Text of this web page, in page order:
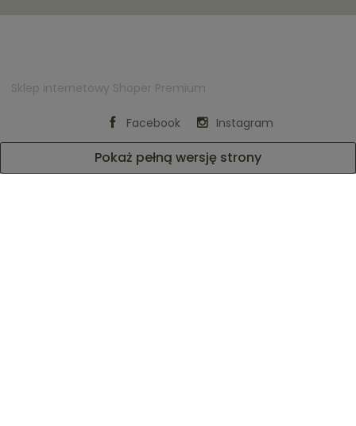
Sklep internetowy Shoper Premium
Facebook Instagram
Pokaż pełną wersję strony